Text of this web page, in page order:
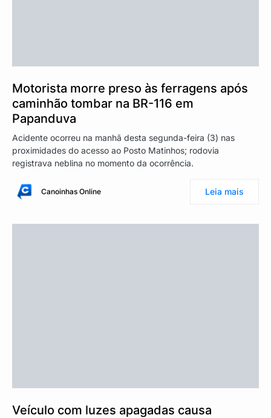
Motorista morre preso às ferragens após
caminhão tombar na BR-116 em
Papanduva
Acidente ocorreu na manhã desta segunda-feira (3) nas
proximidades do acesso ao Posto Matinhos; rodovia
registrava neblina no momento da ocorrência.
Canoinhas Online Leia mais
Veículo com luzes apagadas causa